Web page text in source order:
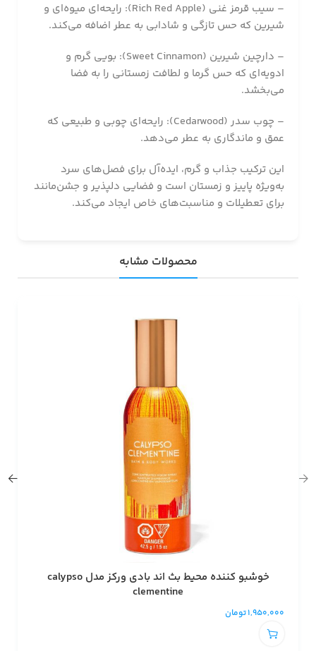
– سیب قرمز غنی (Rich Red Apple): رایحه‌ای میوه‌ای و
شیرین که حس تازگی و شادابی به عطر اضافه می‌کند.
– دارچین شیرین (Sweet Cinnamon): بویی گرم و
ادویه‌ای که حس گرما و لطافت زمستانی را به فضا
می‌بخشد.
– چوب سدر (Cedarwood): رایحه‌ای چوبی و طبیعی که
عمق و ماندگاری به عطر می‌دهد.
این ترکیب جذاب و گرم، ایده‌آل برای فصل‌های سرد
به‌ویژه پاییز و زمستان است و فضایی دلپذیر و جشن‌مانند
برای تعطیلات و مناسبت‌های خاص ایجاد می‌کند.
محصولات مشابه
خوشبو کننده محیط بث اند بادی ورکز مدل calypso
clementine
1,950,000تومان